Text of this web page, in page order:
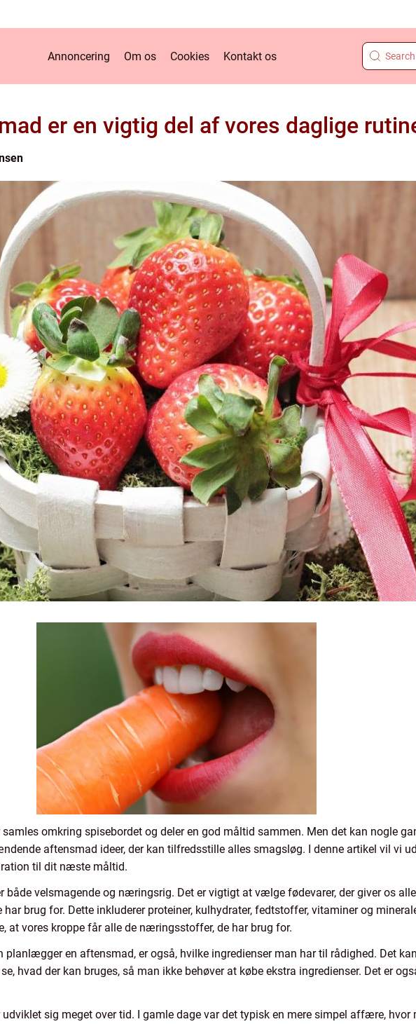
Annoncering Om os Cookies Kontakt os
er en vigtig del af vores daglige
omkring spisebordet og deler en god måltid sammen. Men det kan nogle
aftensmad ideer, der kan tilfredsstille alles smagsløg. I denne artikel vil vi
til dit næste måltid.
både velsmagende og næringsrig. Det er vigtigt at vælge fødevarer, der giver os
brug for. Dette inkluderer proteiner, kulhydrater, fedtstoffer, vitaminer og
at vores kroppe får alle de næringsstoffer, de har brug for.
planlægger en aftensmad, er også, hvilke ingredienser man har til rådighed. Det
hvad der kan bruges, så man ikke behøver at købe ekstra ingredienser. Det er
sig meget over tid. I gamle dage var det typisk en mere simpel affære, hvor